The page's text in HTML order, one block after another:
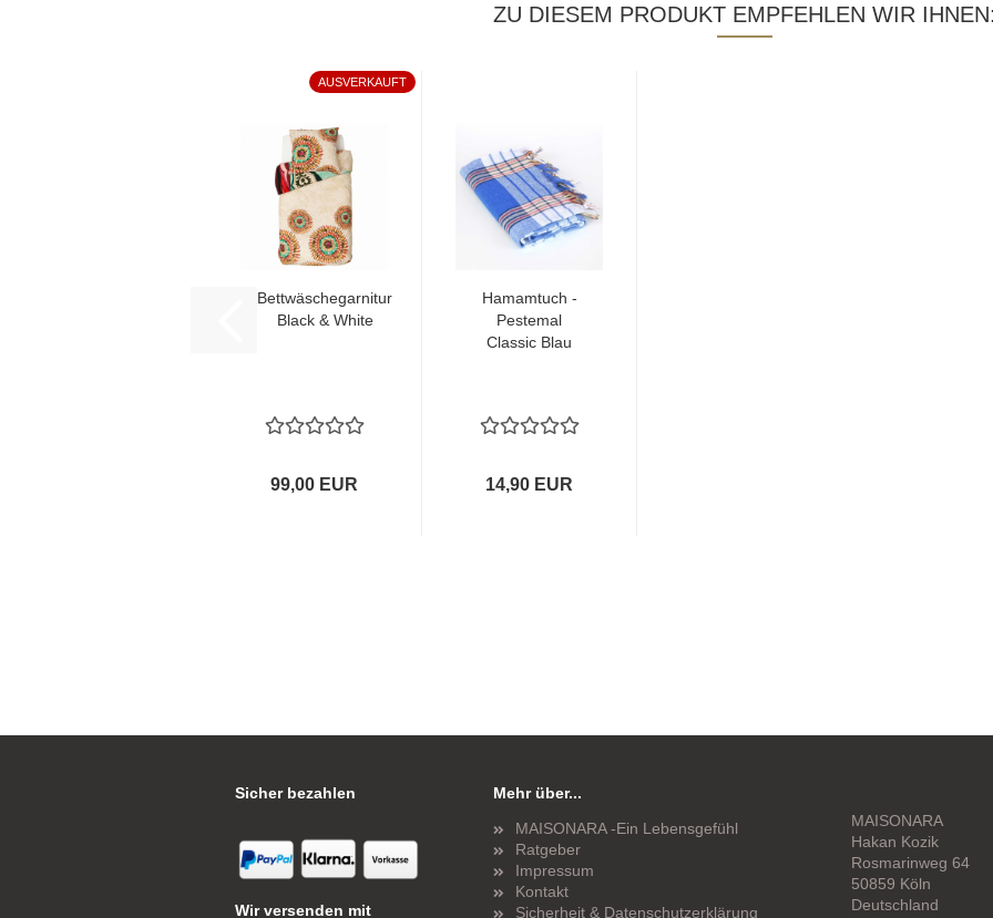
ZU DIESEM PRODUKT EMPFEHLEN WIR
AUSVERKAUFT
Bettwäschegarnitur
Black & White
99,00 EUR
Hamamtuch -
Pestemal
Classic Blau
14,90 EUR
Sicher bezahlen
Wir versenden mit
Mehr über...
MAISONARA -Ein Lebensgefühl
Ratgeber
Impressum
Kontakt
Sicherheit & Datenschutzerklärung
MAISONARA
Hakan Kozik
Rosmarinweg 64
50859 Köln
Deutschland